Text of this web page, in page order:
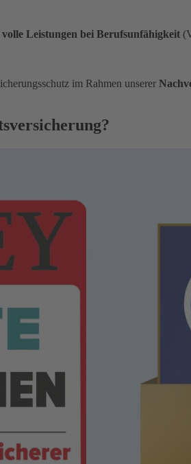
volle Leistungen bei Berufsunfähigkeit
im Rahmen unserer